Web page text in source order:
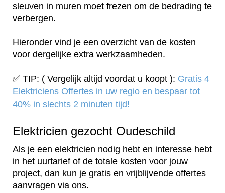
sleuven in muren moet frezen om de bedrading te
verbergen.
Hieronder vind je een overzicht van de kosten
voor dergelijke extra werkzaamheden.
✅ TIP: ( Vergelijk altijd voordat u koopt ): Gratis 4
Elektriciens Offertes in uw regio en bespaar tot
40% in slechts 2 minuten tijd!
Elektricien gezocht Oudeschild
Als je een elektricien nodig hebt en interesse hebt
in het uurtarief of de totale kosten voor jouw
project, dan kun je gratis en vrijblijvende offertes
aanvragen via ons.